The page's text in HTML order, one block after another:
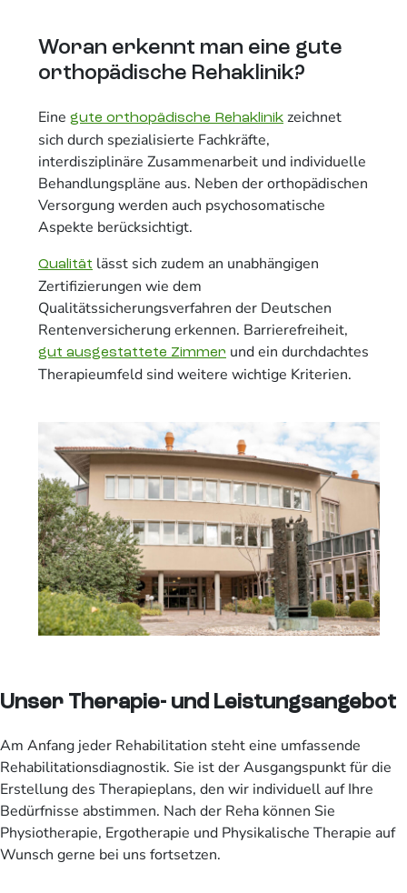
Woran erkennt man eine gute
orthopädische Rehaklinik?
Eine gute orthopädische Rehaklinik zeichnet
sich durch spezialisierte Fachkräfte,
interdisziplinäre Zusammenarbeit und individuelle
Behandlungspläne aus. Neben der orthopädischen
Versorgung werden auch psychosomatische
Aspekte berücksichtigt.
Qualität lässt sich zudem an unabhängigen
Zertifizierungen wie dem
Qualitätssicherungsverfahren der Deutschen
Rentenversicherung erkennen. Barrierefreiheit,
gut ausgestattete Zimmer und ein durchdachtes
Therapieumfeld sind weitere wichtige Kriterien.
Unser Therapie- und Leistungsangebot
Am Anfang jeder Rehabilitation steht eine umfassende
Rehabilitationsdiagnostik. Sie ist der Ausgangspunkt für die
Erstellung des Therapieplans, den wir individuell auf Ihre
Bedürfnisse abstimmen. Nach der Reha können Sie
Physiotherapie, Ergotherapie und Physikalische Therapie auf
Wunsch gerne bei uns fortsetzen.